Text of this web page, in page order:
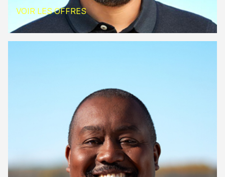
VOIR LES OFFRES